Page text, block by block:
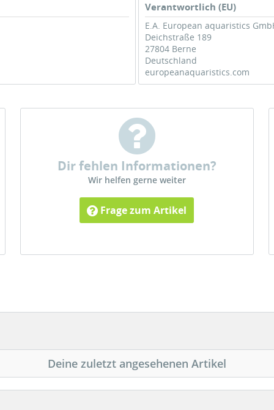
Verantwortlich (EU)
E.A. European aquaristics
Deichstraße 189
27804 Berne
Deutschland
europeanaquaristics.com
Dir fehlen Informationen?
Wir helfen gerne weiter
Frage zum Artikel
Deine zuletzt angesehenen Artikel